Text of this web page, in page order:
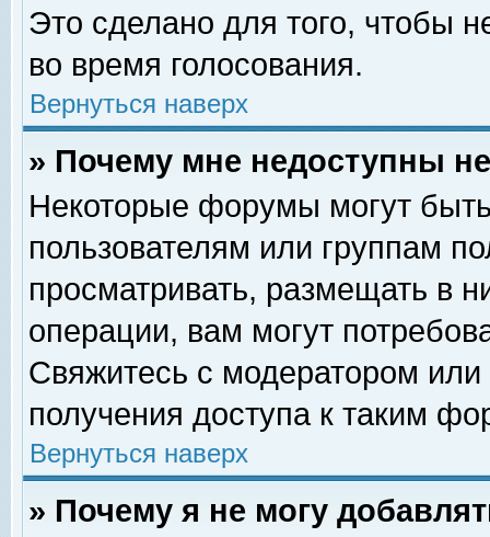
Это сделано для того, чтобы
во время голосования.
Вернуться наверх
» Почему мне недоступны
Некоторые форумы могут
пользователям или группам
просматривать, размещать в
операции, вам могут
Свяжитесь с модератором
получения доступа к таким
Вернуться наверх
» Почему я не могу